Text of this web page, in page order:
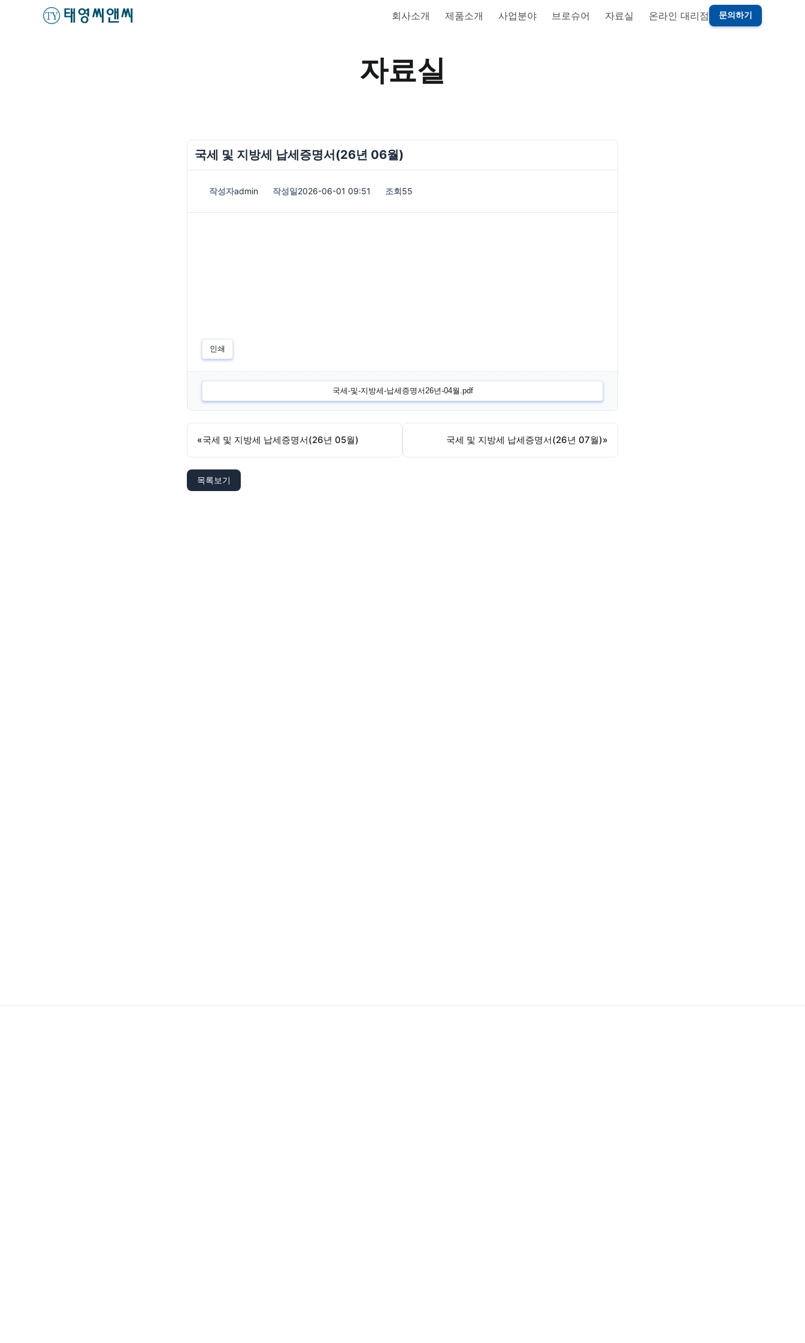
회사소개 제품소개 사업분야 브로슈어 자료실 온라인 대리점 문의하기
자료실
국세 및 지방세 납세증명서(26년 06월)
작성자admin 작성일2026-06-01 09:51 조회55
인쇄
국세-및-지방세-납세증명서26년-04월.pdf
«국세 및 지방세 납세증명서(26년 05월) 국세 및 지방세 납세증명서(26년 07월)»
목록보기